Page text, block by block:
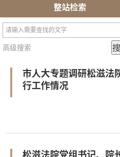
整站检索
高级搜索
市人大专题调研松滋法
行工作情况
松滋法院党组书记、院